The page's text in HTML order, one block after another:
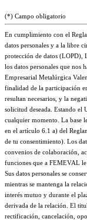
(*) Campo obligatorio
En cumplimiento con el
datos personales y a la libre
protección de datos (LOPD),
los datos personales que nos
Empresarial Metalúrgica
finalidad de la participación
resultan necesarios, y la
solicitud deseada. Estando
cualquier momento. La base
en el artículo 6.1 a) del
de tu consentimiento). Los
convenios de colaboración,
funciones que a FEMEVAL le
Sus datos personales se
mientras se mantenga la
interés mutuo y durante el
derivada de la relación. El
rectificación, cancelación,